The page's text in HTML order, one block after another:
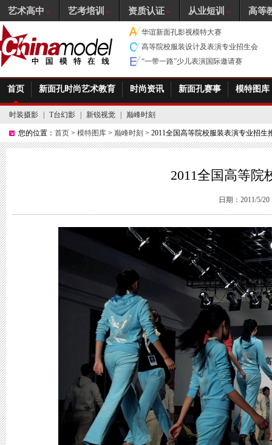
华谊新面孔影视模特大赛
高等院校服装设计及表演专业招生会
“一带一路”少儿表演国际邀请赛
首页 新面孔时尚艺术教育 时尚资讯 新面孔赛事 模特图库
时装摄影 T台幻影 新锐视觉 巅峰时刻
您的位置： 首页 > 模特图库 > 巅峰时刻 > 2011全国高等院校服装表演专业招生
2011全国高等院
日期：2011/5/20
艺术高中 艺考培训 资质认证 从业短训 高等